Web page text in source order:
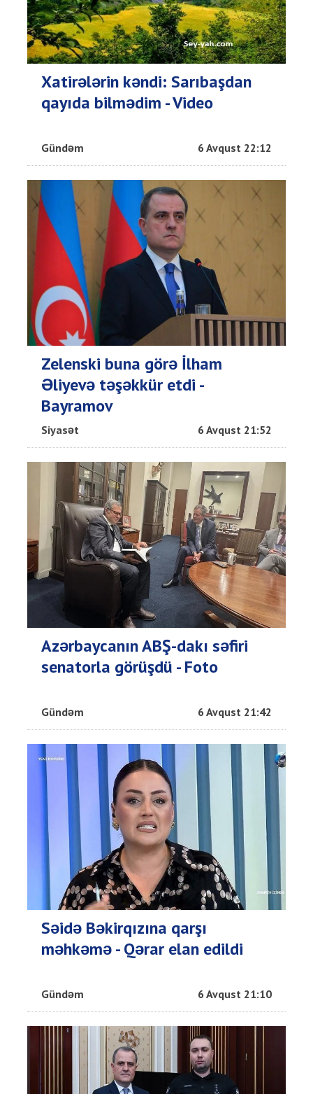
Xatirələrin kəndi: Sarıbaşdan
qayıda bilmədim - Video
Gündəm 6 Avqust 22:12
Zelenski buna görə İlham
Əliyevə təşəkkür etdi -
Bayramov
Siyasət 6 Avqust 21:52
Azərbaycanın ABŞ-dakı səfiri
senatorla görüşdü - Foto
Gündəm 6 Avqust 21:42
Səidə Bəkirqızına qarşı
məhkəmə - Qərar elan edildi
Gündəm 6 Avqust 21:10